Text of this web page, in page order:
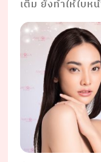
เต็ม ยังทําให้ใบ